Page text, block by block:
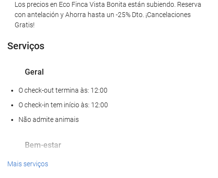
Los precios en Eco Finca Vista Bonita están subiendo. Reserva
con antelación y Ahorra hasta un -25% Dto. ¡Cancelaciones
Gratis!
Serviços
Geral
O check-out termina às: 12:00
O check-in tem início às: 12:00
Não admite animais
Bem-estar
Spa
Mais serviços